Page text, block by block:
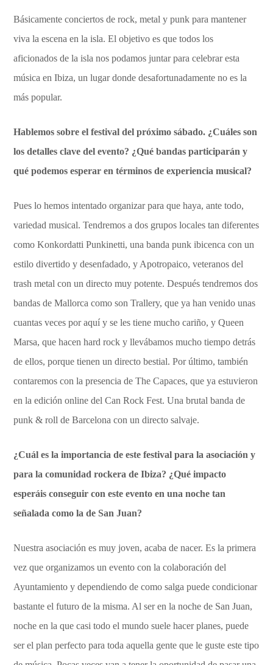
Básicamente conciertos de rock, metal y punk para mantener
viva la escena en la isla. El objetivo es que todos los
aficionados de la isla nos podamos juntar para celebrar esta
música en Ibiza, un lugar donde desafortunadamente no es la
más popular.
Hablemos sobre el festival del próximo sábado. ¿Cuáles son
los detalles clave del evento? ¿Qué bandas participarán y
qué podemos esperar en términos de experiencia musical?
Pues lo hemos intentado organizar para que haya, ante todo,
variedad musical. Tendremos a dos grupos locales tan diferentes
como Konkordatti Punkinetti, una banda punk ibicenca con un
estilo divertido y desenfadado, y Apotropaico, veteranos del
trash metal con un directo muy potente. Después tendremos dos
bandas de Mallorca como son Trallery, que ya han venido unas
cuantas veces por aquí y se les tiene mucho cariño, y Queen
Marsa, que hacen hard rock y llevábamos mucho tiempo detrás
de ellos, porque tienen un directo bestial. Por último, también
contaremos con la presencia de The Capaces, que ya estuvieron
en la edición online del Can Rock Fest. Una brutal banda de
punk & roll de Barcelona con un directo salvaje.
¿Cuál es la importancia de este festival para la asociación y
para la comunidad rockera de Ibiza? ¿Qué impacto
esperáis conseguir con este evento en una noche tan
señalada como la de San Juan?
Nuestra asociación es muy joven, acaba de nacer. Es la primera
vez que organizamos un evento con la colaboración del
Ayuntamiento y dependiendo de como salga puede condicionar
bastante el futuro de la misma. Al ser en la noche de San Juan,
noche en la que casi todo el mundo suele hacer planes, puede
ser el plan perfecto para toda aquella gente que le guste este tipo